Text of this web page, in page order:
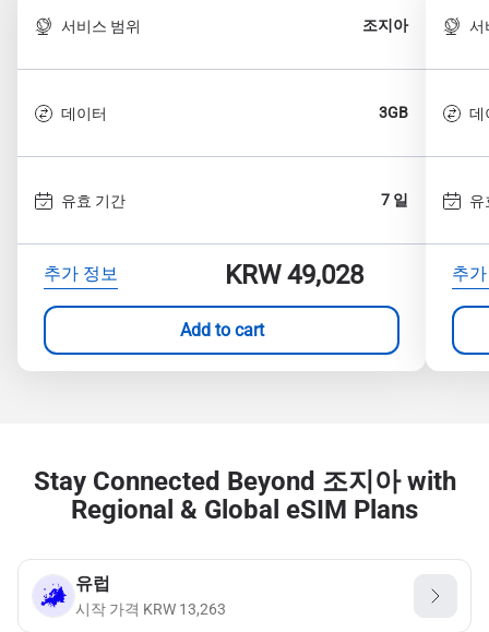
서비스 범위 조지아
데이터 3GB
유효 기간 7 일
추가 정보 KRW 49,028
Add to cart
서
데
유
추
Stay Connected Beyond 조지아 with
Regional & Global eSIM Plans
유럽
시작 가격 KRW 13,263